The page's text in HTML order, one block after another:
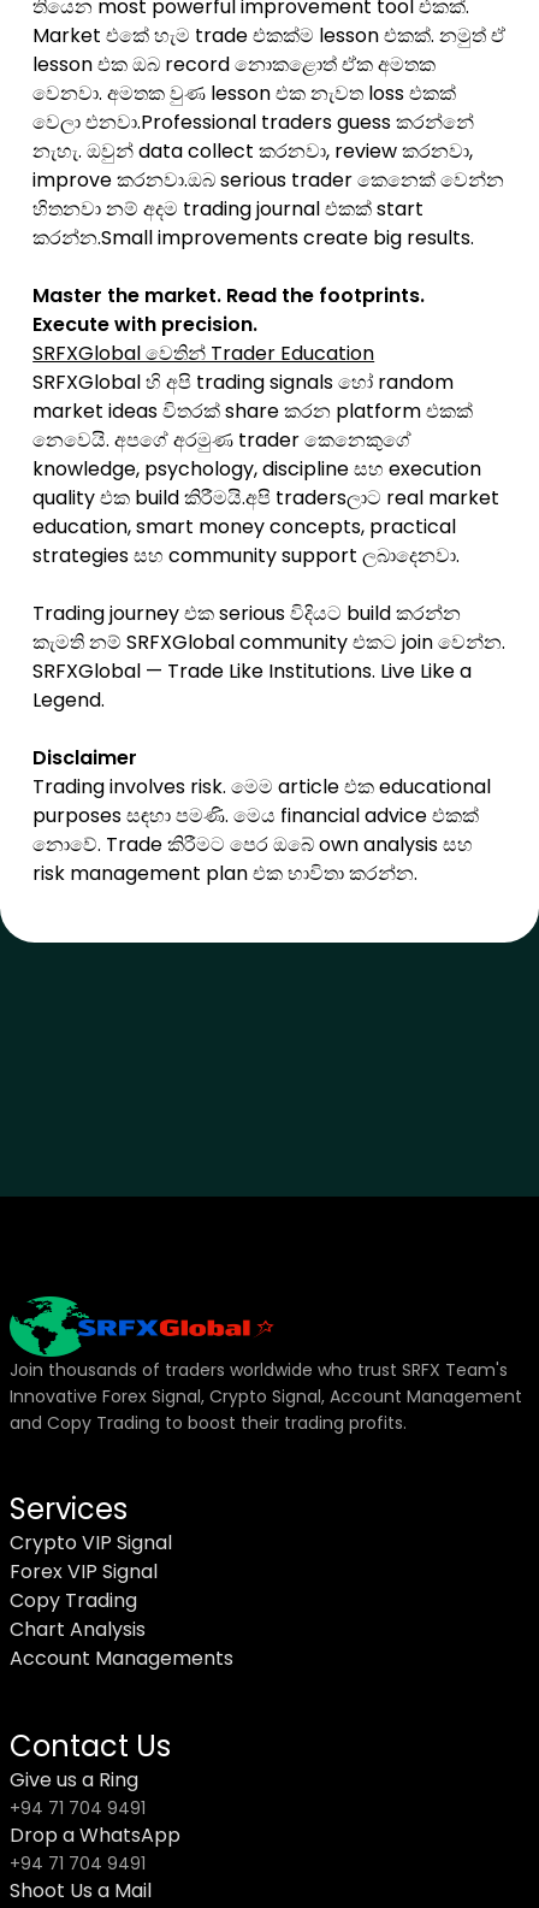
තියෙන most powerful improvement tool එකක්.
Market එකේ හැම trade එකක්ම lesson එකක්. නමුත් ඒ
lesson එක ඔබ record නොකළොත් ඒක අමතක
වෙනවා. අමතක වුණ lesson එක නැවත loss එකක්
වෙලා එනවා.Professional traders guess කරන්නේ
නැහැ. ඔවුන් data collect කරනවා, review කරනවා,
improve කරනවා.ඔබ serious trader කෙනෙක් වෙන්න
හිතනවා නම් අදම trading journal එකක් start
කරන්න.Small improvements create big results.
Master the market. Read the footprints.
Execute with precision.
SRFXGlobal වෙතින් Trader Education
SRFXGlobal හි අපි trading signals හෝ random
market ideas විතරක් share කරන platform එකක්
නෙවෙයි. අපගේ අරමුණ trader කෙනෙකුගේ
knowledge, psychology, discipline සහ execution
quality එක build කිරීමයි.අපි tradersලාට real market
education, smart money concepts, practical
strategies සහ community support ලබාදෙනවා.
Trading journey එක serious විදියට build කරන්න
කැමති නම් SRFXGlobal community එකට join වෙන්න.
SRFXGlobal — Trade Like Institutions. Live Like a
Legend.
Disclaimer
Trading involves risk. මෙම article එක educational
purposes සඳහා පමණි. මෙය financial advice එකක්
නොවේ. Trade කිරීමට පෙර ඔබේ own analysis සහ
risk management plan එක භාවිතා කරන්න.
Join thousands of traders worldwide who trust SRFX Team's
Innovative Forex Signal, Crypto Signal, Account Management
and Copy Trading to boost their trading profits.
Services
Crypto VIP Signal
Forex VIP Signal
Copy Trading
Chart Analysis
Account Managements
Contact Us
Give us a Ring
+94 71 704 9491
Drop a WhatsApp
+94 71 704 9491
Shoot Us a Mail